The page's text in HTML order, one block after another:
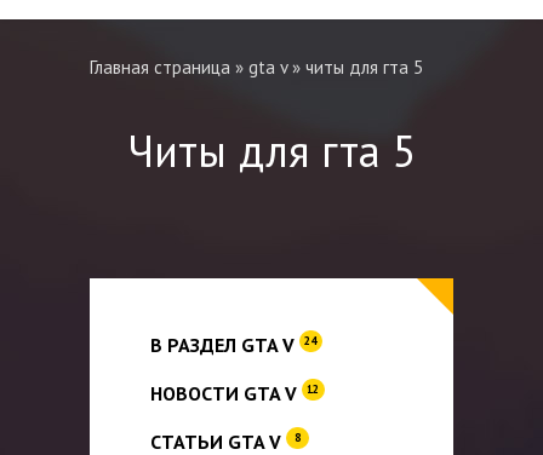
Главная страница » gta v» читы для гта 5
Читы для гта 5
В РАЗДЕЛ GTA V 24
НОВОСТИ GTA V 12
СТАТЬИ GTA V 8